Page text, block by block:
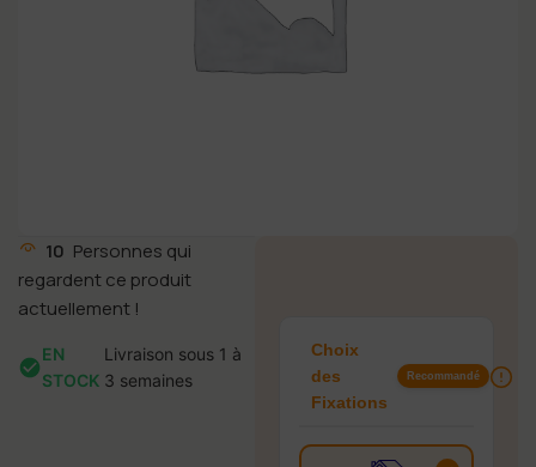
10 Personnes qui
regardent ce produit
actuellement !
EN
STOCK
Livraison sous 1 à
3 semaines
Choix
des
Fixations
Recommandé